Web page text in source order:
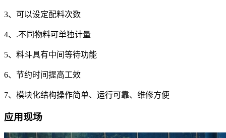
3、可以设定配料次数
4、.不同物料可单独计量
5、料斗具有中间等待功能
6、节约时间提高工效
7、模块化结构操作简单、运行可靠、维修方便
应用现场